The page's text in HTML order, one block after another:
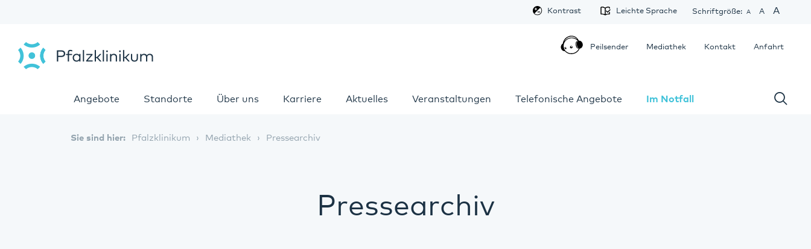
Angebote Standorte Über uns Karriere Aktuelles Veranstaltungen Telefonische Angebote Im Notfall
Schriftgröße: A A A
Leichte Sprache
Kontrast
Anfahrt
Kontakt
Mediathek
Peilsender
Sie sind hier: Pfalzklinikum Mediathek Pressearchiv
Pressearchiv